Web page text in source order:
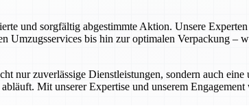
und sorgfältig abgestimmte Aktion. Unsere
bis hin zur optimalen Verpackung –
nur zuverlässige Dienstleistungen, sondern auch
Mit unserer Expertise und unserem